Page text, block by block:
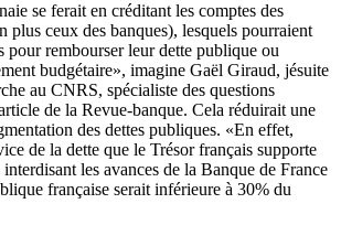
se ferait en créditant les comptes des
plus ceux des banques), lesquels pourraient
pour rembourser leur dette publique ou
budgétaire», imagine Gaël Giraud, jésuite
au CNRS, spécialiste des questions
de la Revue-banque. Cela réduirait une
des dettes publiques. «En effet,
de la dette que le Trésor français supporte
les avances de la Banque de France
française serait inférieure à 30% du